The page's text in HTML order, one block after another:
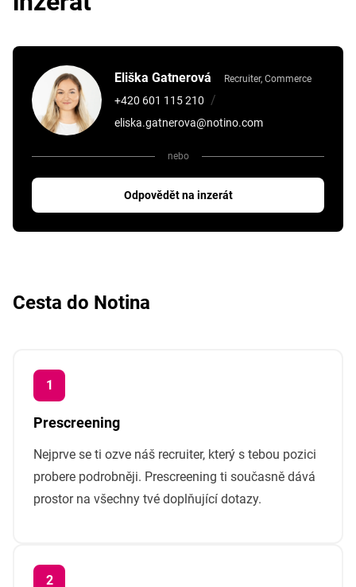
Eliška Gatnerová Recruiter, Commerce
+420 601 115 210 /
eliska.gatnerova@notino.com
nebo
Odpovědět na inzerát
Cesta do Notina
Prescreening
Nejprve se ti ozve náš recruiter, který s tebou pozici
probere podrobněji. Prescreening ti současně dává
prostor na všechny tvé doplňující dotazy.